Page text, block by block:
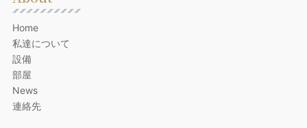
Home
私達について
設備
部屋
News
連絡先